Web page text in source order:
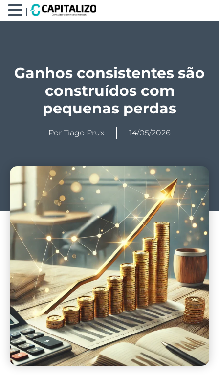
Ganhos consistentes são
construídos com
pequenas perdas
Por Tiago Prux 14/05/2026